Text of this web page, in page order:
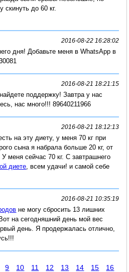
скинуть до 60 кг.
2016-08-22 16:28:02
дня! Добавьте меня в WhatsApp в
2016-08-21 18:21:15
поддержку! Завтра у нас
нас много!!! 89640211966
2016-08-21 18:12:13
на эту диету, у меня 70 кг при
сына я набрала больше 20 кг, от
меня сейчас 70 кг. С завтрашнего
диете , всем удачи! и самой себе
2016-08-21 10:35:19
не могу сбросить 13 лишних
на сегодняшний день мой вес
день. Я продержалась отлично,
9 10 11 12 13 14 15
16